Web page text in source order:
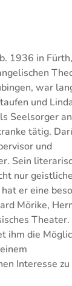
1936 in Fürth,
war
und
Seelsorger
tätig.
und
Sein
nur
er eine
Mörike,
Theater.
ihm die
Interesse zu